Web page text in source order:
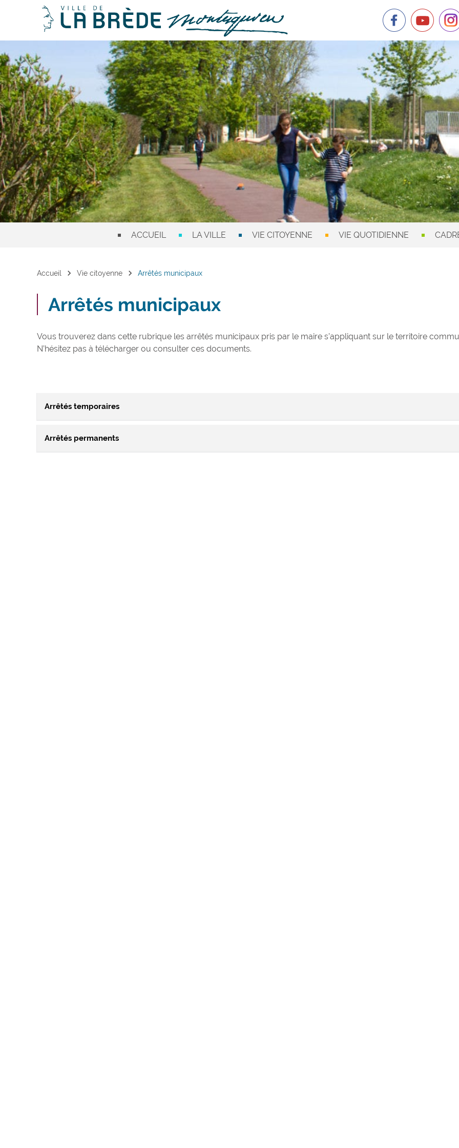
ACCUEIL LA VILLE VIE CITOYENNE VIE QUOTIDIENNE
Accueil chevron_right Vie citoyenne chevron_right Arrêtés municipaux
Arrêtés municipaux
Vous trouverez dans cette rubrique les arrêtés municipaux pris par le maire s’appliquant sur le territoire
N’hésitez pas à télécharger ou consulter ces documents.
Arrêtés temporaires
Arrêtés permanents